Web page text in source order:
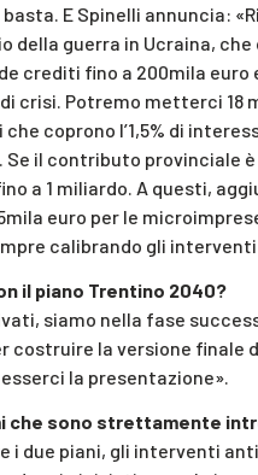
basta. E Spinelli annuncia:
della guerra in Ucraina,
crediti fino a 200mila euro
crisi. Potremo metterci 18
che coprono l’1,5% di
Se il contributo provinciale
a 1 miliardo. A questi,
euro per le
calibrando gli
il piano Trentino 2040?
siamo nella fase
costruire la versione finale
la presentazione».
che sono strettamente
i due piani, gli interventi